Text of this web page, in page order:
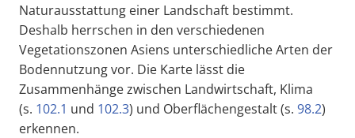
Naturausstattung einer Landschaft bestimmt.
Deshalb herrschen in den verschiedenen
Vegetationszonen Asiens unterschiedliche Arten der
Bodennutzung vor. Die Karte lässt die
Zusammenhänge zwischen Landwirtschaft, Klima
(s. 102.1 und 102.3) und Oberflächengestalt (s. 98.2)
erkennen.